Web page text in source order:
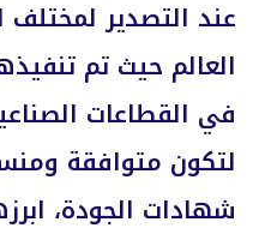
عند التصدير لمختلف
العالم حيث تم
في القطاعات
لتكون متوافقة
شهادات الجودة،